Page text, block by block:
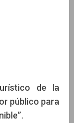
de la
público para